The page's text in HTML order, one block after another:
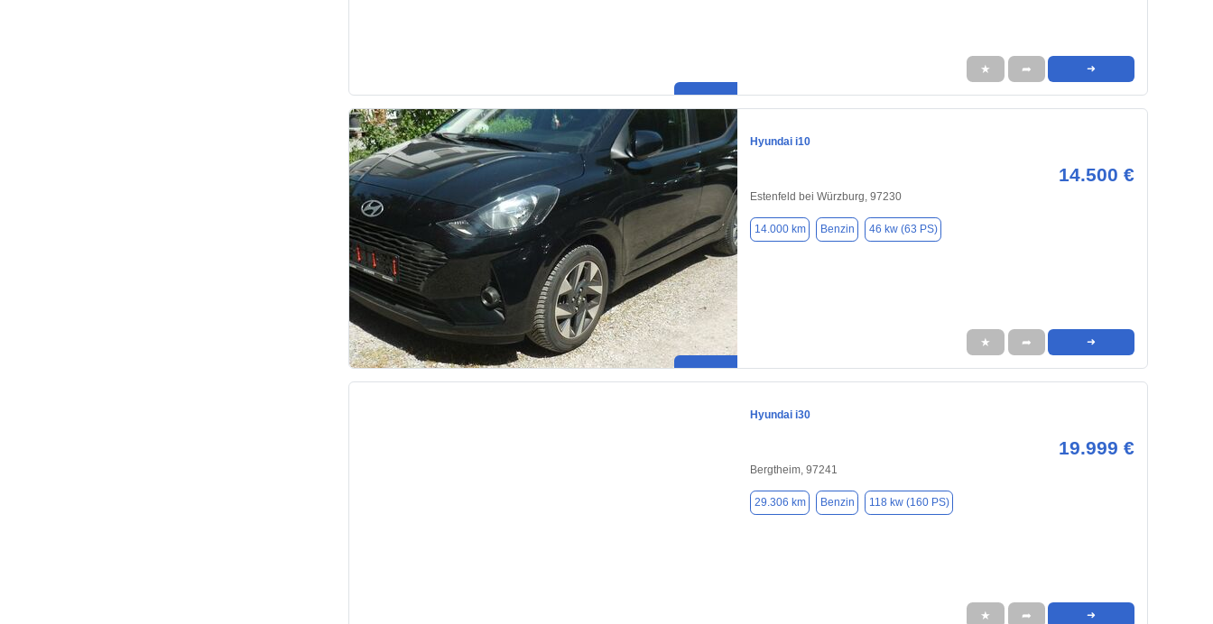
★ ➦ ➜
Hyundai i10
14.500 €
Estenfeld bei Würzburg, 97230
14.000 km Benzin 46 kw (63 PS)
★ ➦ ➜
Hyundai i30
19.999 €
Bergtheim, 97241
29.306 km Benzin 118 kw (160 PS)
★ ➦ ➜